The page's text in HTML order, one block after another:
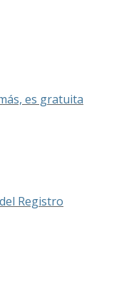
es gratuita
Registro